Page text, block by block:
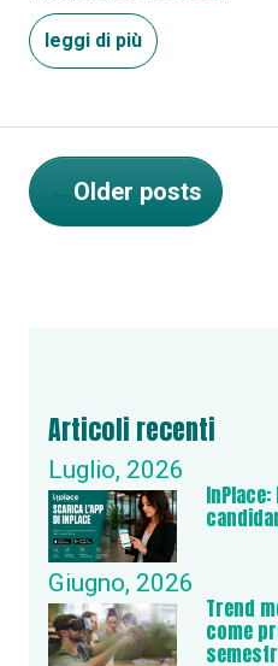
leggi di più
← Older posts
Articoli recenti
Luglio, 2026
Giugno, 2026
Trend
come